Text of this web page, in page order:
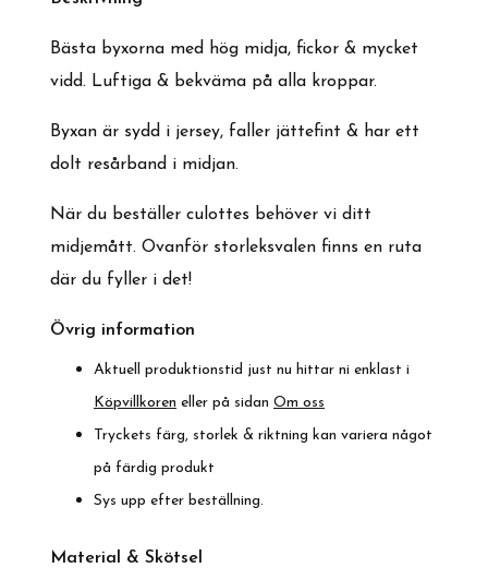
Bästa byxorna med hög midja, fickor & mycket
vidd. Luftiga & bekväma på alla kroppar.
Byxan är sydd i jersey, faller jättefint & har ett
dolt resårband i midjan.
När du beställer culottes behöver vi ditt
midjemått. Ovanför storleksvalen finns en ruta
där du fyller i det!
Övrig information
Aktuell produktionstid just nu hittar ni enklast i
Köpvillkoren eller på sidan Om oss
Tryckets färg, storlek & riktning kan variera något
på färdig produkt
Sys upp efter beställning.
Material & Skötsel